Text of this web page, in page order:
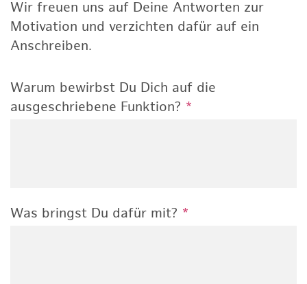
Wir freuen uns auf Deine Antworten zur
Motivation und verzichten dafür auf ein
Anschreiben.
Warum bewirbst Du Dich auf die
ausgeschriebene Funktion? *
Was bringst Du dafür mit? *